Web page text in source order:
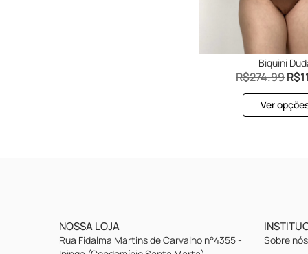
Biquini
R$274.99R$
Ver
NOSSA LOJA
Rua Fidalma Martins de Carvalho n°4355 -
Sobre nós